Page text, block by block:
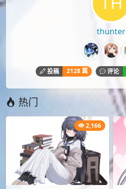
thunter
投稿 2128 篇 评论
热门
2,166